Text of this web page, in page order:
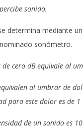
sonido.
determina mediante
sonómetro.
de cero dB equivale al
al umbrar de
para este dolor es de 1
de un sonido es